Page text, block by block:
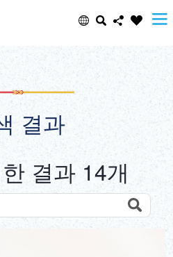
Language
this page
Email
Copy URL
결과
결과 14개